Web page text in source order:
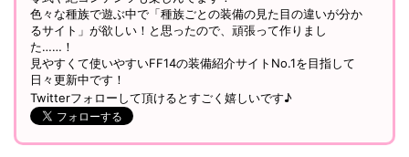
色々な種族で遊ぶ中で「種族ごとの装備の見た目の違いが分か
るサイト」が欲しい！と思ったので、頑張って作りまし
た……！
見やすくて使いやすいFF14の装備紹介サイトNo.1を目指して
日々更新中です！
Twitterフォローして頂けるとすごく嬉しいです♪